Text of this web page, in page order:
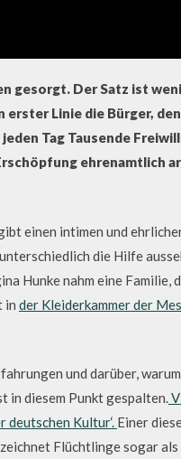
gesorgt. Der Satz ist
Linie die Bürger,
Tag Tausende
ehrenamtlich
einen intimen und
die Hilfe
Hunke nahm eine Familie,
in der Kleiderkammer der
und darüber, warum
in diesem Punkt gespalten.
deutschen Kultur‘. Einer
Flüchtlinge sogar als